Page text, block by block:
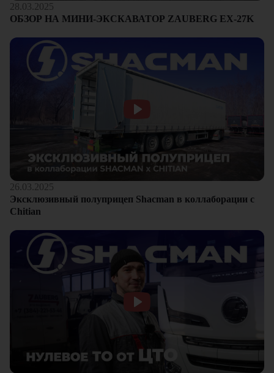
28.03.2025
ОБЗОР НА МИНИ-ЭКСКАВАТОР ZAUBERG EX-27K
26.03.2025
Эксклюзивный полуприцеп Shacman в коллаборации с
Chitian